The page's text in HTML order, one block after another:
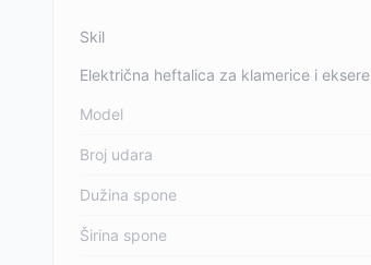
Skil
Električna heftalica za klamerice i eksere
Model
Broj udara
Dužina spone
Širina spone